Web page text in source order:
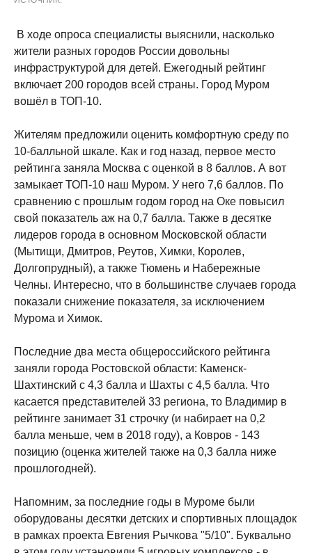
В ходе опроса специалисты выяснили, насколько
жители разных городов России довольны
инфраструктурой для детей. Ежегодный рейтинг
включает 200 городов всей страны. Город Муром
вошёл в ТОП-10.
Жителям предложили оценить комфортную среду по
10-балльной шкале. Как и год назад, первое место
рейтинга заняла Москва с оценкой в 8 баллов. А вот
замыкает ТОП-10 наш Муром. У него 7,6 баллов. По
сравнению с прошлым годом город на Оке повысил
свой показатель аж на 0,7 балла. Также в десятке
лидеров города в основном Московской области
(Мытищи, Дмитров, Реутов, Химки, Королев,
Долгопрудный), а также Тюмень и Набережные
Челны. Интересно, что в большинстве случаев города
показали снижение показателя, за исключением
Мурома и Химок.
Последние два места общероссийского рейтинга
заняли города Ростовской области: Каменск-
Шахтинский с 4,3 балла и Шахты с 4,5 балла. Что
касается представителей 33 региона, то Владимир в
рейтинге занимает 31 строчку (и набирает на 0,2
балла меньше, чем в 2018 году), а Ковров - 143
позицию (оценка жителей также на 0,3 балла ниже
прошлогодней).
Напомним, за последние годы в Муроме были
оборудованы десятки детских и спортивных площадок
в рамках проекта Евгения Рычкова "5/10". Буквально